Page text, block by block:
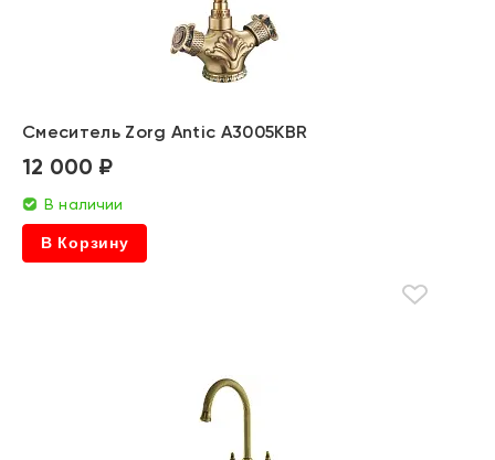
Смеситель Zorg Antic A3005KBR
12 000 ₽
В наличии
В Корзину